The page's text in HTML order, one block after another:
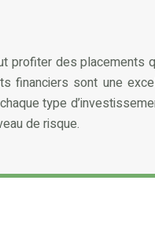
des
sont une
type
de risque.